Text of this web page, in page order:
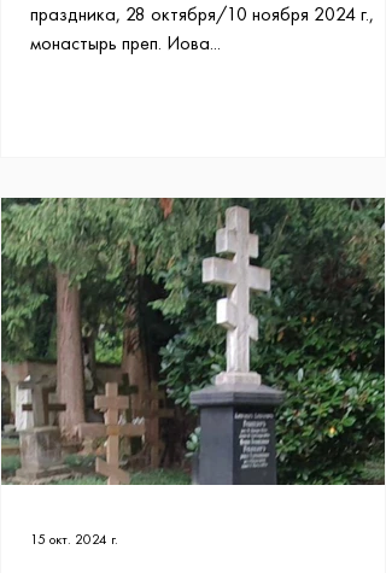
праздника, 28 октября/10 ноября 2024 г.,
монастырь преп. Иова...
15 окт. 2024 г.